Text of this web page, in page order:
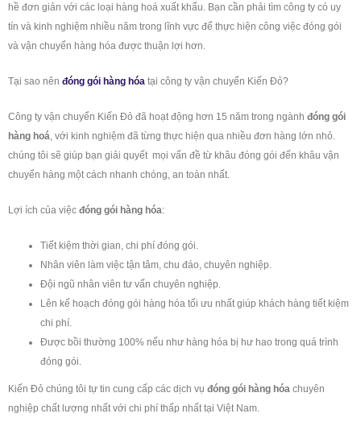
hề đơn giản với các loại hàng hoá xuất khẩu. Bạn cần phải tìm công ty có uy
tín và kinh nghiệm nhiều năm trong lĩnh vực để thực hiện công việc đóng gói
và vận chuyển hàng hóa được thuận lợi hơn.
Tại sao nên đóng gói hàng hóa tại công ty vận chuyển Kiến Đỏ?
Công ty vận chuyển Kiến Đỏ đã hoạt động hơn 15 năm trong ngành đóng gói
hàng hoá , với kinh nghiệm đã từng thực hiện qua nhiều đơn hàng lớn nhỏ.
chúng tôi sẽ giúp bạn giải quyết mọi vấn đề từ khâu đóng gói đến khâu vận
chuyển hàng một cách nhanh chóng, an toàn nhất.
Lợi ích của việc đóng gói hàng hóa:
Tiết kiệm thời gian, chi phí đóng gói.
Nhân viên làm việc tận tâm, chu đáo, chuyên nghiệp.
Đội ngũ nhân viên tư vấn chuyên nghiệp.
Lên kế hoạch đóng gói hàng hóa tối ưu nhất giúp khách hàng tiết kiệm
chi phí.
Được bồi thường 100% nếu như hàng hóa bị hư hao trong quá trình
đóng gói.
Kiến Đỏ chúng tôi tự tin cung cấp các dịch vụ đóng gói hàng hóa chuyên
nghiệp chất lượng nhất với chi phí thấp nhất tại Việt Nam.